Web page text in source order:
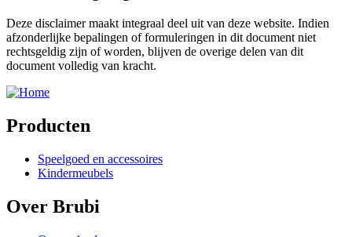
Deze disclaimer maakt integraal deel uit van deze website. Indien
afzonderlijke bepalingen of formuleringen in dit document niet
rechtsgeldig zijn of worden, blijven de overige delen van dit
document volledig van kracht.
Producten
Speelgoed en accessoires
Kindermeubels
Over Brubi